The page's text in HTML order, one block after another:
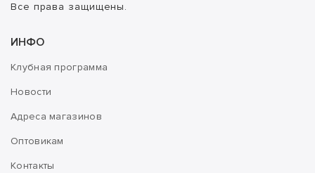
Все права защищены.
ИНФО
Клубная программа
Новости
Адреса магазинов
Оптовикам
Контакты